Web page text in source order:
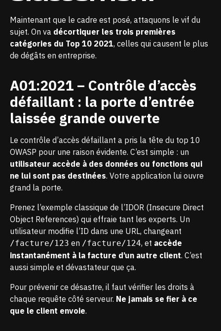
Maintenant que le cadre est posé, attaquons le vif du
sujet. On va décortiquer les trois premières
catégories du Top 10 2021, celles qui causent le plus
de dégâts en entreprise.
A01:2021 – Contrôle d’accès
défaillant : la porte d’entrée
laissée grande ouverte
Le contrôle d’accès défaillant a pris la tête du top 10
OWASP pour une raison évidente. C’est simple : un
utilisateur accède à des données ou fonctions qui
ne lui sont pas destinées. Votre application lui ouvre
grand la porte.
Prenez l’exemple classique de l’IDOR (Insecure Direct
Object References) qui effraie tant les experts. Un
utilisateur modifie l’ID dans une URL, changeant
/facture/123 en /facture/124, et accède
instantanément à la facture d’un autre client. C’est
aussi simple et dévastateur que ça.
Pour prévenir ce désastre, il faut vérifier les droits à
chaque requête côté serveur. Ne jamais se fier à ce
que le client envoie.